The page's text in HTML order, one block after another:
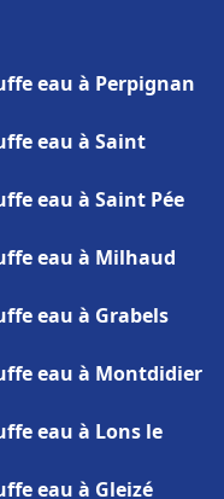
eau à Perpignan
eau à Saint
eau à Saint Pée
eau à Milhaud
eau à Grabels
eau à Montdidier
eau à Lons le
eau à Gleizé